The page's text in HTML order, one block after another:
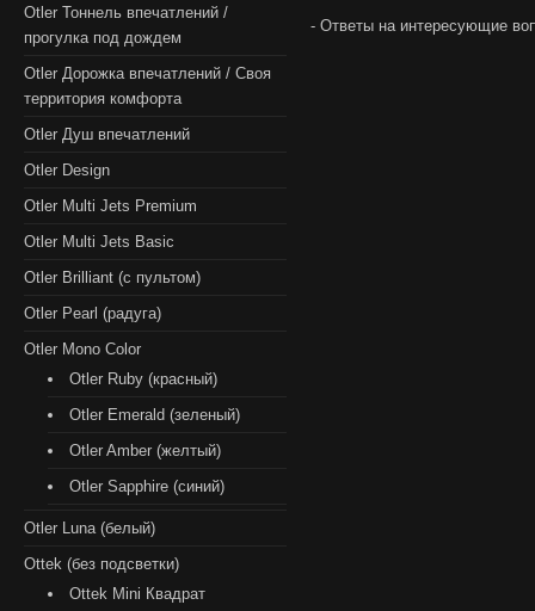
Otler Тоннель впечатлений /
прогулка под дождем
Otler Дорожка впечатлений / Своя
территория комфорта
Otler Душ впечатлений
Otler Design
Otler Multi Jets Premium
Otler Multi Jets Basic
Otler Brilliant (с пультом)
Otler Pearl (радуга)
Otler Mono Color
Otler Ruby (красный)
Otler Emerald (зеленый)
Otler Amber (желтый)
Otler Sapphire (синий)
Otler Luna (белый)
Ottek (без подсветки)
Ottek Mini Квадрат
- Ответы на интересующие